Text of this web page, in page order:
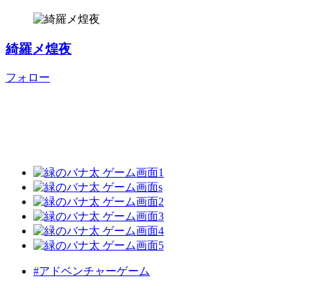
綺羅メ煌夜
フォロー
#アドベンチャーゲーム